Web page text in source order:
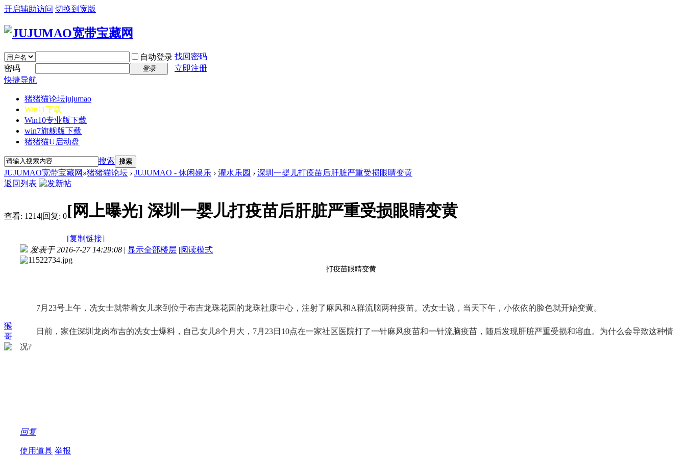
开启辅助访问 切换到宽版
自动登录 找回密码
密码
登录
立即注册
快捷导航
猪猪猫论坛jujumao
Win11下载
Win10专业版下载
win7旗舰版下载
猪猪猫U启动盘
搜索 搜索
JUJUMAO宽带宝藏网 »猪猪猫论坛 › JUJUMAO - 休闲娱乐 › 灌水乐园 › 深圳一婴儿打疫苗后肝脏严重受损眼睛变黄
返回列表
查看: 1214|回复: 0[网上曝光] 深圳一婴儿打疫苗后肝脏严重受损眼睛变黄
[复制链接]
猴
哥
发表于 2016-7-27 14:29:08 | 显示全部楼层 |阅读模式
打疫苗眼睛变黄
7月23号上午，冼女士就带着女儿来到位于布吉龙珠花园的龙珠社康中心，注射了麻风和A群流脑两种疫苗。冼女士说，当天下午，小依依的脸色就开始变黄。
日前，家住深圳龙岗布吉的冼女士爆料，自己女儿8个月大，7月23日10点在一家社区医院打了一针麻风疫苗和一针流脑疫苗，随后发现肝脏严重受损和溶血。为什么会导致这种情
况?
回复
使用道具 举报